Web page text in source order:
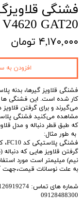
V4620 GAT20
۴,۱۷۰,۰۰۰ تومان
فشنگی قلاویز گیرها، بدنه
کار شده است. این فشنگی ها
می‌گیرند و برای گرفتن
که طبق قطر دنباله و مدل
به طور مثال:
نیم) میلیمتر است مورد
به علت نوسانات قیمت،جهت
شماره های تماس: 02126919274
09128488300
افزودن به